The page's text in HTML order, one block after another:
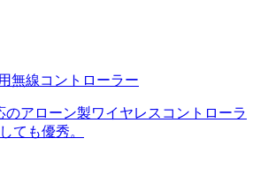
無線コントローラー
のアローン製ワイヤレスコントローラ
ても優秀。